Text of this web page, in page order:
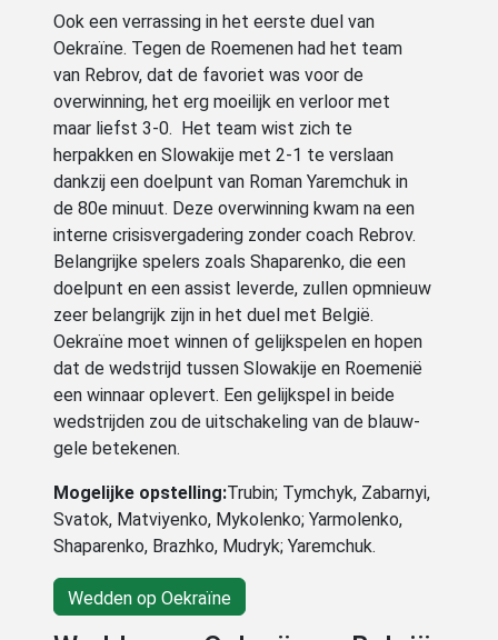
Ook een verrassing in het eerste duel van
Oekraïne. Tegen de Roemenen had het team
van Rebrov, dat de favoriet was voor de
overwinning, het erg moeilijk en verloor met
maar liefst 3-0. Het team wist zich te
herpakken en Slowakije met 2-1 te verslaan
dankzij een doelpunt van Roman Yaremchuk in
de 80e minuut. Deze overwinning kwam na een
interne crisisvergadering zonder coach Rebrov.
Belangrijke spelers zoals Shaparenko, die een
doelpunt en een assist leverde, zullen opmnieuw
zeer belangrijk zijn in het duel met België.
Oekraïne moet winnen of gelijkspelen en hopen
dat de wedstrijd tussen Slowakije en Roemenië
een winnaar oplevert. Een gelijkspel in beide
wedstrijden zou de uitschakeling van de blauw-
gele betekenen.
Mogelijke opstelling:Trubin; Tymchyk, Zabarnyi,
Svatok, Matviyenko, Mykolenko; Yarmolenko,
Shaparenko, Brazhko, Mudryk; Yaremchuk.
Wedden op Oekraïne